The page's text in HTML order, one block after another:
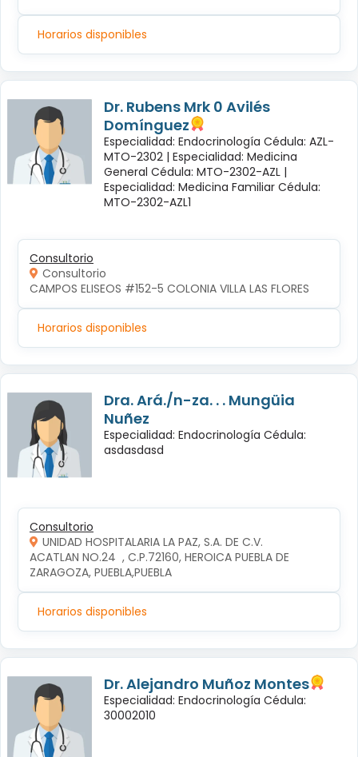
Horarios disponibles
Dr. Rubens Mrk 0 Avilés
Domínguez
Especialidad: Endocrinología Cédula: AZL-
MTO-2302 | Especialidad: Medicina
General Cédula: MTO-2302-AZL |
Especialidad: Medicina Familiar Cédula:
MTO-2302-AZL1
Consultorio
Consultorio
CAMPOS ELISEOS #152-5 COLONIA VILLA LAS FLORES
Horarios disponibles
Dra. Ará./n-za. . . Mungüia
Nuñez
Especialidad: Endocrinología Cédula:
asdasdasd
Consultorio
UNIDAD HOSPITALARIA LA PAZ, S.A. DE C.V.
ACATLAN NO.24  , C.P.72160, HEROICA PUEBLA DE
ZARAGOZA, PUEBLA,PUEBLA
Horarios disponibles
Dr. Alejandro Muñoz Montes
Especialidad: Endocrinología Cédula:
30002010